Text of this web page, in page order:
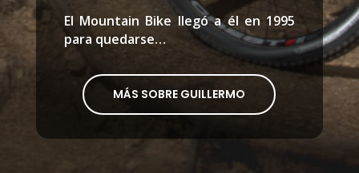
El Mountain Bike llegó a él en 1995
para quedarse…
MÁS SOBRE GUILLERMO